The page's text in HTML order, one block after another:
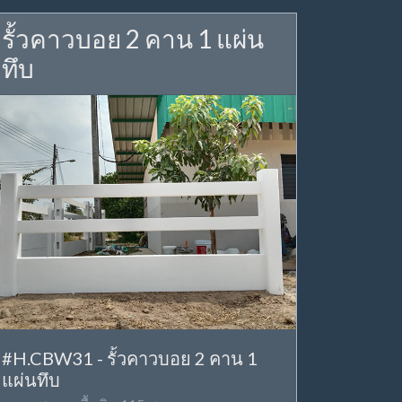
รั้วคาวบอย 2 คาน 1 แผ่น
ทึบ
#H.CBW31 - รั้วคาวบอย 2 คาน 1
แผ่นทึบ